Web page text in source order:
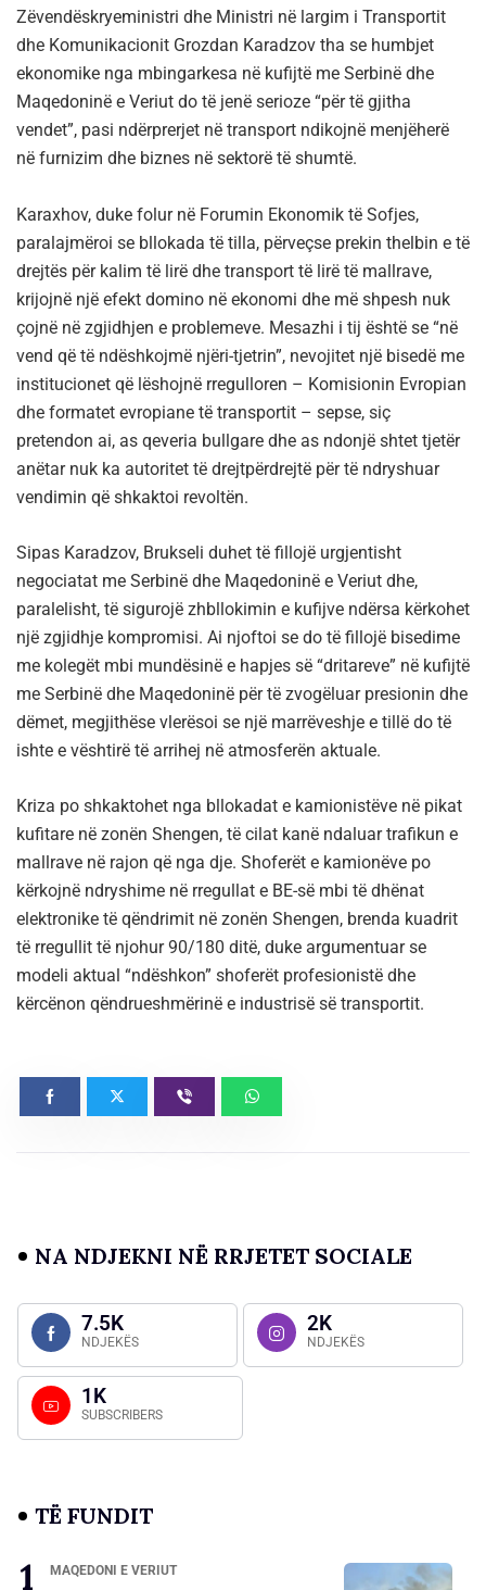
Zëvendëskryeministri dhe Ministri në largim i Transportit
dhe Komunikacionit Grozdan Karadzov tha se humbjet
ekonomike nga mbingarkesa në kufijtë me Serbinë dhe
Maqedoninë e Veriut do të jenë serioze “për të gjitha
vendet”, pasi ndërprerjet në transport ndikojnë menjëherë
në furnizim dhe biznes në sektorë të shumtë.
Karaxhov, duke folur në Forumin Ekonomik të Sofjes,
paralajmëroi se bllokada të tilla, përveçse prekin thelbin e të
drejtës për kalim të lirë dhe transport të lirë të mallrave,
krijojnë një efekt domino në ekonomi dhe më shpesh nuk
çojnë në zgjidhjen e problemeve. Mesazhi i tij është se “në
vend që të ndëshkojmë njëri-tjetrin”, nevojitet një bisedë me
institucionet që lëshojnë rregulloren – Komisionin Evropian
dhe formatet evropiane të transportit – sepse, siç
pretendon ai, as qeveria bullgare dhe as ndonjë shtet tjetër
anëtar nuk ka autoritet të drejtpërdrejtë për të ndryshuar
vendimin që shkaktoi revoltën.
Sipas Karadzov, Brukseli duhet të fillojë urgjentisht
negociatat me Serbinë dhe Maqedoninë e Veriut dhe,
paralelisht, të sigurojë zhbllokimin e kufijve ndërsa kërkohet
një zgjidhje kompromisi. Ai njoftoi se do të fillojë bisedime
me kolegët mbi mundësinë e hapjes së “dritareve” në kufijtë
me Serbinë dhe Maqedoninë për të zvogëluar presionin dhe
dëmet, megjithëse vlerësoi se një marrëveshje e tillë do të
ishte e vështirë të arrihej në atmosferën aktuale.
Kriza po shkaktohet nga bllokadat e kamionistëve në pikat
kufitare në zonën Shengen, të cilat kanë ndaluar trafikun e
mallrave në rajon që nga dje. Shoferët e kamionëve po
kërkojnë ndryshime në rregullat e BE-së mbi të dhënat
elektronike të qëndrimit në zonën Shengen, brenda kuadrit
të rregullit të njohur 90/180 ditë, duke argumentuar se
modeli aktual “ndëshkon” shoferët profesionistë dhe
kërcënon qëndrueshmërinë e industrisë së transportit.
NA NDJEKNI NË RRJETET SOCIALE
7.5K
NDJEKËS
2K
NDJEKËS
1K
SUBSCRIBERS
TË FUNDIT
MAQEDONI E VERIUT